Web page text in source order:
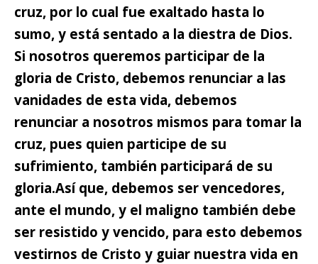
cruz, por lo cual fue exaltado hasta lo
sumo, y está sentado a la diestra de Dios.
Si nosotros queremos participar de la
gloria de Cristo, debemos renunciar a las
vanidades de esta vida, debemos
renunciar a nosotros mismos para tomar la
cruz, pues quien participe de su
sufrimiento, también participará de su
gloria.Así que, debemos ser vencedores,
ante el mundo, y el maligno también debe
ser resistido y vencido, para esto debemos
vestirnos de Cristo y guiar nuestra vida en